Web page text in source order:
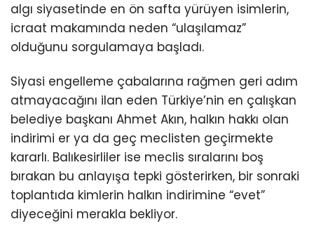
algı siyasetinde en ön safta yürüyen isimlerin,
icraat makamında neden “ulaşılamaz”
olduğunu sorgulamaya başladı.
Siyasi engelleme çabalarına rağmen geri adım
atmayacağını ilan eden Türkiye’nin en çalışkan
belediye başkanı Ahmet Akın, halkın hakkı olan
indirimi er ya da geç meclisten geçirmekte
kararlı. Balıkesirliler ise meclis sıralarını boş
bırakan bu anlayışa tepki gösterirken, bir sonraki
toplantıda kimlerin halkın indirimine “evet”
diyeceğini merakla bekliyor.